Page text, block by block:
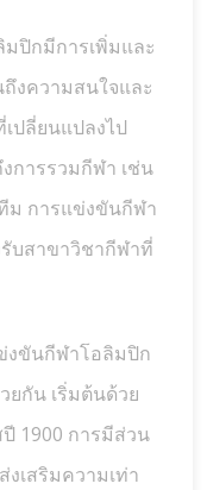
ปิกมีการเพิ่มและ
งความสนใจและ
ปลี่ยนแปลงไป
การรวมกีฬา เช่น
ม การแข่งขันกีฬา
บสาขาวิชากีฬาที่
งขันกีฬาโอลิมปิก
ยกัน เริ่มต้นด้วย
1900 การมีส่วน
เสริมความเท่า